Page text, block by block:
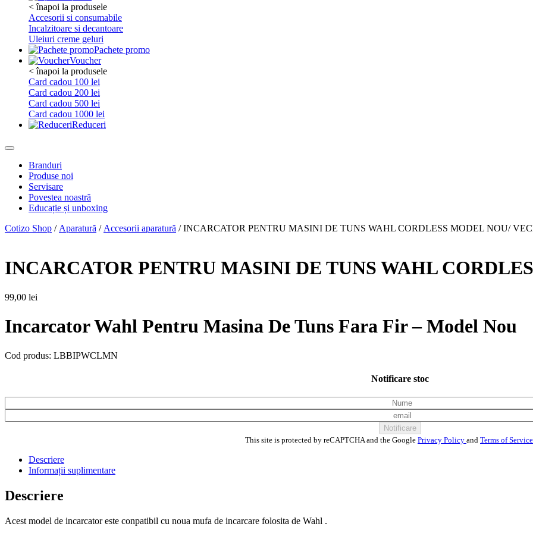
< înapoi la produsele
Accesorii si consumabile
Incalzitoare si decantoare
Uleiuri creme geluri
Pachete promo
Voucher
< înapoi la produsele
Card cadou 100 lei
Card cadou 200 lei
Card cadou 500 lei
Card cadou 1000 lei
Reduceri
Branduri
Produse noi
Servisare
Povestea noastră
Educație și unboxing
Cotizo Shop / Aparatură / Accesorii aparatură / INCARCATOR PENTRU MASINI DE TUNS WAHL CORDLESS MODEL NOU/
INCARCATOR PENTRU MASINI DE TUNS WAHL
99,00 lei
Incarcator Wahl Pentru Masina De Tuns Fara Fir – Model Nou
Cod produs: LBBIPWCLMN
Notificare stoc
Notificare
This site is protected by reCAPTCHA and the Google Privacy Policy and Terms of
Descriere
Informații suplimentare
Descriere
Acest model de incarcator este conpatibil cu noua mufa de incarcare folosita de Wahl .